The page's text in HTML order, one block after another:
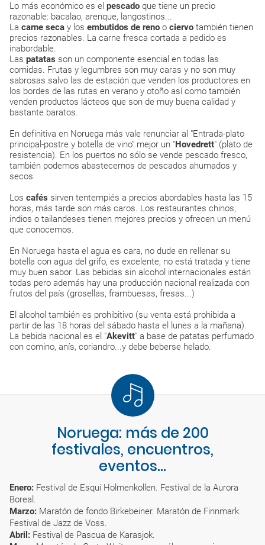
Lo más económico es el pescado que tiene un precio
razonable: bacalao, arenque, langostinos...
La carne seca y los embutidos de reno o ciervo también tienen
precios razonables. La carne fresca cortada a pedido es
inabordable.
Las patatas son un componente esencial en todas las
comidas. Frutas y legumbres son muy caras y no son muy
sabrosas salvo las de estación que venden los productores en
los bordes de las rutas en verano y otoño así como también
venden productos lácteos que son de muy buena calidad y
bastante baratos.
En definitiva en Noruega más vale renunciar al "Entrada-plato
principal-postre y botella de vino" mejor un "Hovedrett" (plato de
resistencia). En los puertos no sólo se vende pescado fresco,
también podemos abastecernos de pescados ahumados y
secos.
Los cafés sirven tentempiés a precios abordables hasta las 15
horas, más tarde son más caros. Los restaurantes chinos,
indios o tailandeses tienen mejores precios y ofrecen un menú
que conocemos.
En Noruega hasta el agua es cara, no dude en rellenar su
botella con agua del grifo, es excelente, no está tratada y tiene
muy buen sabor. Las bebidas sin alcohol internacionales están
todas pero además hay una producción nacional realizada con
frutos del país (grosellas, frambuesas, fresas...)
El alcohol también es prohibitivo (su venta está prohibida a
partir de las 18 horas del sábado hasta el lunes a la mañana).
La bebida nacional es el "Akevitt" a base de patatas perfumado
con comino, anís, coriandro...y debe beberse helado.
Noruega: más de 200
festivales, encuentros,
eventos...
Enero: Festival de Esquí Holmenkollen. Festival de la Aurora
Boreal.
Marzo: Maratón de fondo Birkebeiner. Maratón de Finnmark.
Festival de Jazz de Voss.
Abril: Festival de Pascua de Karasjok.